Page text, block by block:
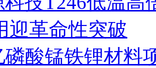
迎革命性突破
磷酸锰铁锂材料